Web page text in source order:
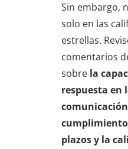
Sin embargo,
solo en las
estrellas.
comentarios
sobre la
respuesta en
plazos y la